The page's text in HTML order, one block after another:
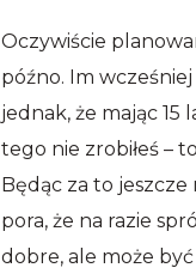
Oczywiście
późno. Im
jednak, że mając
tego nie zrobiłeś –
Będąc za to jeszcze
pora, że na razie
dobre, ale może